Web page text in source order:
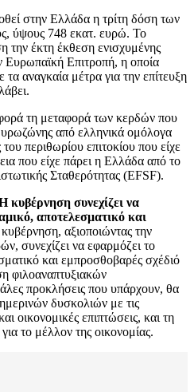
στην Ελλάδα η τρίτη δόση των
ύψους 748 εκατ. ευρώ. Το
την έκτη έκθεση ενισχυμένης
Ευρωπαϊκή Επιτροπή, η οποία
αναγκαία μέτρα για την επίτευξη
τη μεταφορά των κερδών που
από ελληνικά ομόλογα
περιθωρίου επιτοκίου που είχε
που είχε πάρει η Ελλάδα από το
Σταθερότητας (EFSF).
συνεχίζει να
αποτελεσματικό και
αξιοποιώντας την
συνεχίζει να εφαρμόζει το
και εμπροσθοβαρές σχέδιό
φιλοαναπτυξιακών
προκλήσεις που υπάρχουν, θα
δυσκολιών με τις
οικονομικές επιπτώσεις, και τη
το μέλλον της οικονομίας.